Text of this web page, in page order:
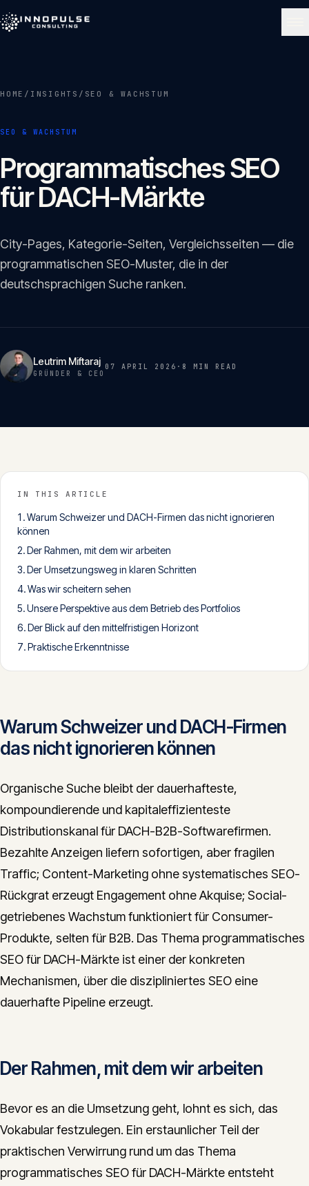
Über uns 02
Leistungen
Portfolio 04
Insights 05
Glossar
Kontakt
English Deutsch
Get in touch
CONTACT
info@innopulse.io
HOME / INSIGHTS / SEO & WACHSTUM
SEO & WACHSTUM
Programmatisches SEO
für DACH-Märkte
City-Pages, Kategorie-Seiten, Vergleichsseiten — die
programmatischen SEO-Muster, die in der
deutschsprachigen Suche ranken.
Leutrim Miftaraj
GRÜNDER & CEO
07 APRIL 2026 · 8 MIN READ
IN THIS ARTICLE
Warum Schweizer und DACH-Firmen das nicht ignorieren
können
Der Rahmen, mit dem wir arbeiten
Der Umsetzungsweg in klaren Schritten
Was wir scheitern sehen
Unsere Perspektive aus dem Betrieb des Portfolios
Der Blick auf den mittelfristigen Horizont
Praktische Erkenntnisse
Warum Schweizer und DACH-Firmen
das nicht ignorieren können
Organische Suche bleibt der dauerhafteste,
kompoundierende und kapitaleffizienteste
Distributionskanal für DACH-B2B-Softwarefirmen.
Bezahlte Anzeigen liefern sofortigen, aber fragilen
Traffic; Content-Marketing ohne systematisches SEO-
Rückgrat erzeugt Engagement ohne Akquise; Social-
getriebenes Wachstum funktioniert für Consumer-
Produkte, selten für B2B. Das Thema programmatisches
SEO für DACH-Märkte ist einer der konkreten
Mechanismen, über die diszipliniertes SEO eine
dauerhafte Pipeline erzeugt.
Der Rahmen, mit dem wir arbeiten
Bevor es an die Umsetzung geht, lohnt es sich, das
Vokabular festzulegen. Ein erstaunlicher Teil der
praktischen Verwirrung rund um das Thema
programmatisches SEO für DACH-Märkte entsteht